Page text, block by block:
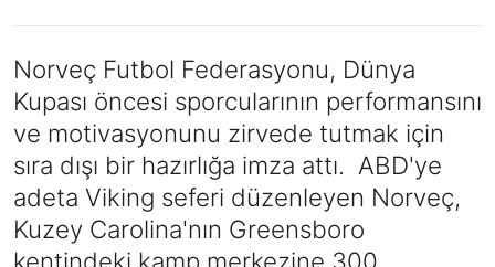
Norveç Futbol Federasyonu, Dünya
Kupası öncesi sporcularının performansını
ve motivasyonunu zirvede tutmak için
sıra dışı bir hazırlığa imza attı. ABD'ye
adeta Viking seferi düzenleyen Norveç,
Kuzey Carolina'nın Greensboro
kentindeki kamp merkezine 300